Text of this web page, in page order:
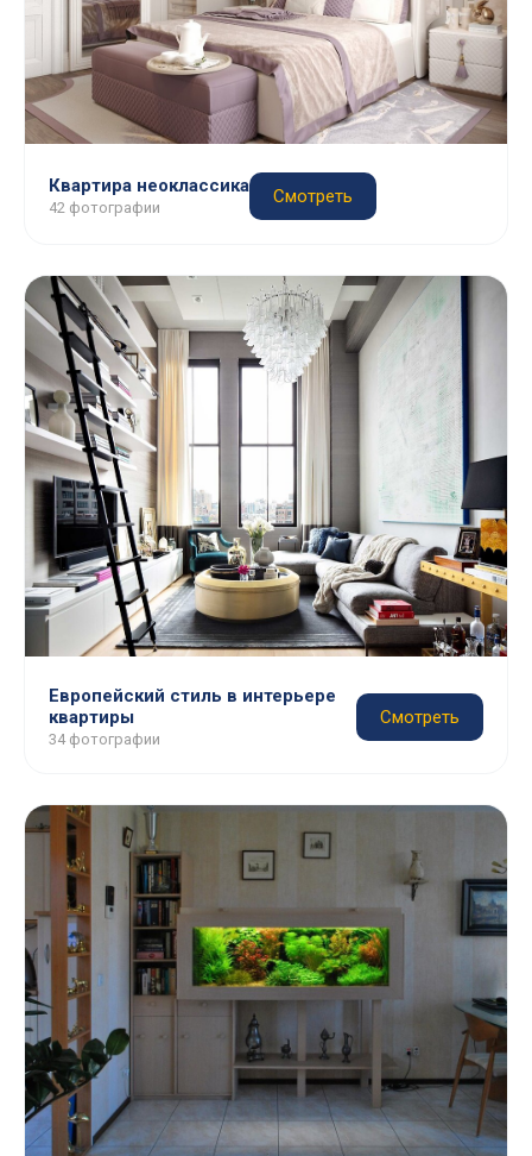
Квартира неоклассика
42 фотографии
Смотреть
Европейский стиль в интерьере
квартиры
34 фотографии
Смотреть